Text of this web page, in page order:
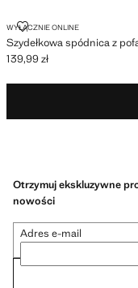
WYŁĄCZNIE ONLINE
Szydełkowa spódnica z
SZYDEŁKOWA
Aktualna cena [139,99 zł ]
139,99 zł
Otrzymuj ekskluzywne
nowości
Adres e-mail